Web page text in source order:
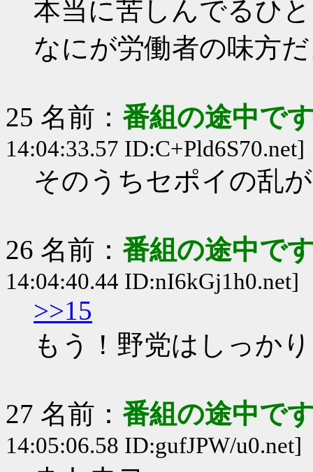
本当に苦しんでるひ
なにが労働者の味方
25 名前： 番組の途中で
14:04:33.57 ID:C+Pld6S70.net]
そのうちセポイの乱
26 名前： 番組の途中で
14:04:40.44 ID:nI6kGj1h0.net]
>>15
もう！野党はしっか
27 名前： 番組の途中で
14:05:06.58 ID:gufJPW/u0.net]